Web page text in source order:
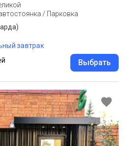
/ Парковка
завтрак
Выбрать